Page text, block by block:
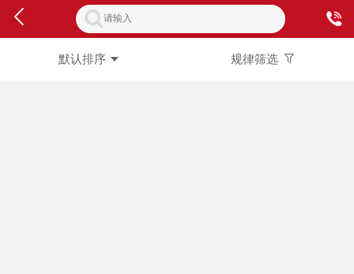
默认排序 规律筛选